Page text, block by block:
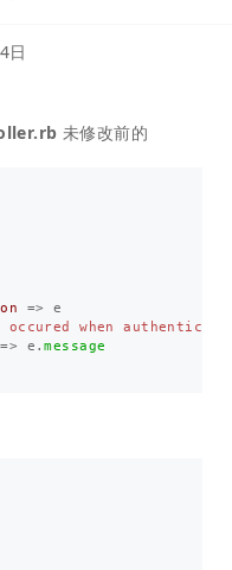
日
未修改前的
=>
e
occured when
=> e .message